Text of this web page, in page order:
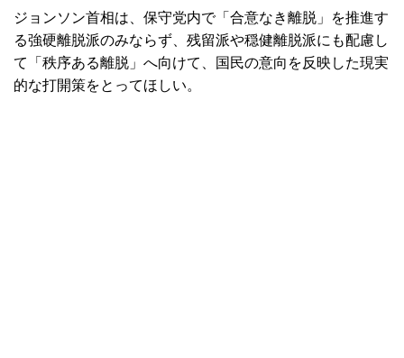
ジョンソン首相は、保守党内で「合意なき離脱」を推進す
る強硬離脱派のみならず、残留派や穏健離脱派にも配慮し
て「秩序ある離脱」へ向けて、国民の意向を反映した現実
的な打開策をとってほしい。